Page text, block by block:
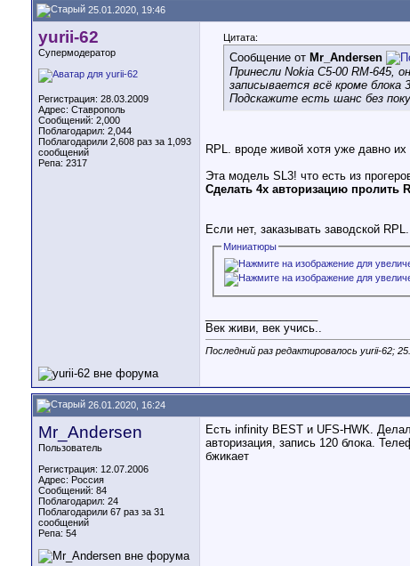
25.01.2020, 19:46
yurii-62
Супермодератор
Регистрация: 28.03.2009
Адрес: Ставрополь
Сообщений: 2,000
Поблагодарил: 2,044
Поблагодарили 2,608 раз за 1,093
сообщений
Репа: 2317
Цитата:
Сообщение от Mr_Andersen
Принесли Nokia C5-00 RM-645,
записывается всё кроме блока
Подскажите есть шанс без
RPL. вроде живой хотя уже давно
Эта модель SL3! что есть из
Сделать 4х авторизацию пролить
Если нет, заказывать заводской RPL.
Миниатюры
Век живи, век учись..
Последний раз редактировалось yurii-62;
26.01.2020, 16:24
Mr_Andersen
Пользователь
Регистрация: 12.07.2006
Адрес: Россия
Сообщений: 84
Поблагодарил: 24
Поблагодарили 67 раз за 31
сообщений
Репа: 54
Есть infinity BEST и UFS-HWK.
авторизация, запись 120 блока.
бжикает